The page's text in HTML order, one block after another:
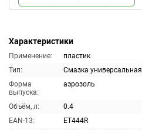
Характеристики
Применение:
пластик
Тип:
Смазка универсальная
Форма
выпуска:
аэрозоль
Объём, л:
0.4
EAN-13:
ET444R